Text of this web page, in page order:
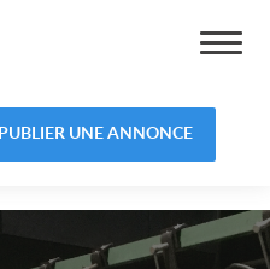
PUBLIER UNE ANNONCE